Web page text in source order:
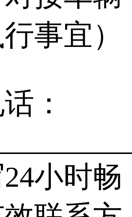
事宜）
：
24小时畅